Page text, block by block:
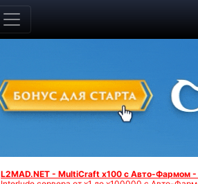
L2MAD.NET - MultiCraft x100 с Авто-Фармом